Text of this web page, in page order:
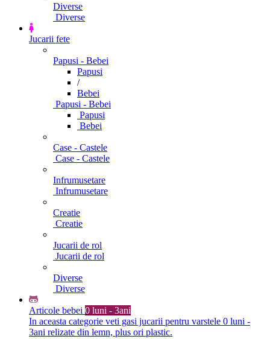
Diverse
Diverse
Jucarii fete
Papusi - Bebei
Papusi
/
Bebei
Papusi - Bebei
Papusi
Bebei
Case - Castele
Case - Castele
Infrumusetare
Infrumusetare
Creatie
Creatie
Jucarii de rol
Jucarii de rol
Diverse
Diverse
Articole bebei 0 luni - 3ani
In aceasta categorie veti gasi jucarii pentru varstele 0 luni -
3ani relizate din lemn, plus ori plastic.